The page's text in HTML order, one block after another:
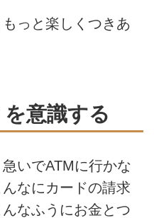
っと楽しくつきあ
意識する
いでATMに行かな
なにカードの請求
なふうにお金とつ